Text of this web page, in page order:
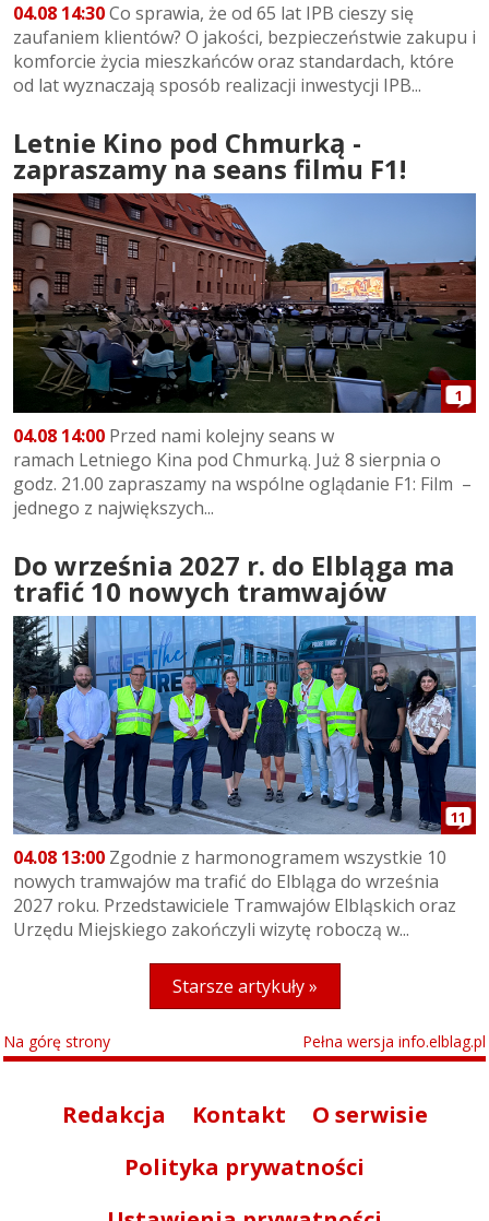
04.08 14:30Co sprawia, że od 65 lat IPB cieszy się
zaufaniem klientów? O jakości, bezpieczeństwie zakupu i
komforcie życia mieszkańców oraz standardach, które
od lat wyznaczają sposób realizacji inwestycji IPB...
Letnie Kino pod Chmurką -
zapraszamy na seans filmu F1!
1
04.08 14:00 Przed nami kolejny seans w
ramach Letniego Kina pod Chmurką. Już 8 sierpnia o
godz. 21.00 zapraszamy na wspólne oglądanie F1: Film –
jednego z największych...
Do września 2027 r. do Elbląga ma
trafić 10 nowych tramwajów
11
04.08 13:00 Zgodnie z harmonogramem wszystkie 10
nowych tramwajów ma trafić do Elbląga do września
2027 roku. Przedstawiciele Tramwajów Elbląskich oraz
Urzędu Miejskiego zakończyli wizytę roboczą w...
Starsze artykuły »
Na górę strony Pełna wersja info.elblag.pl
Redakcja Kontakt
O serwisie
Polityka prywatności